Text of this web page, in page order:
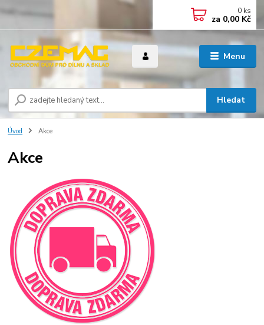
Menu
Hledat
0 ks
za 0,00 Kč
Úvod Akce
Akce